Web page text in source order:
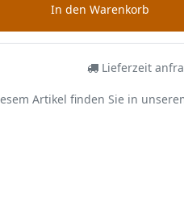
In den Warenkorb
Lieferzeit
Artikel finden Sie in